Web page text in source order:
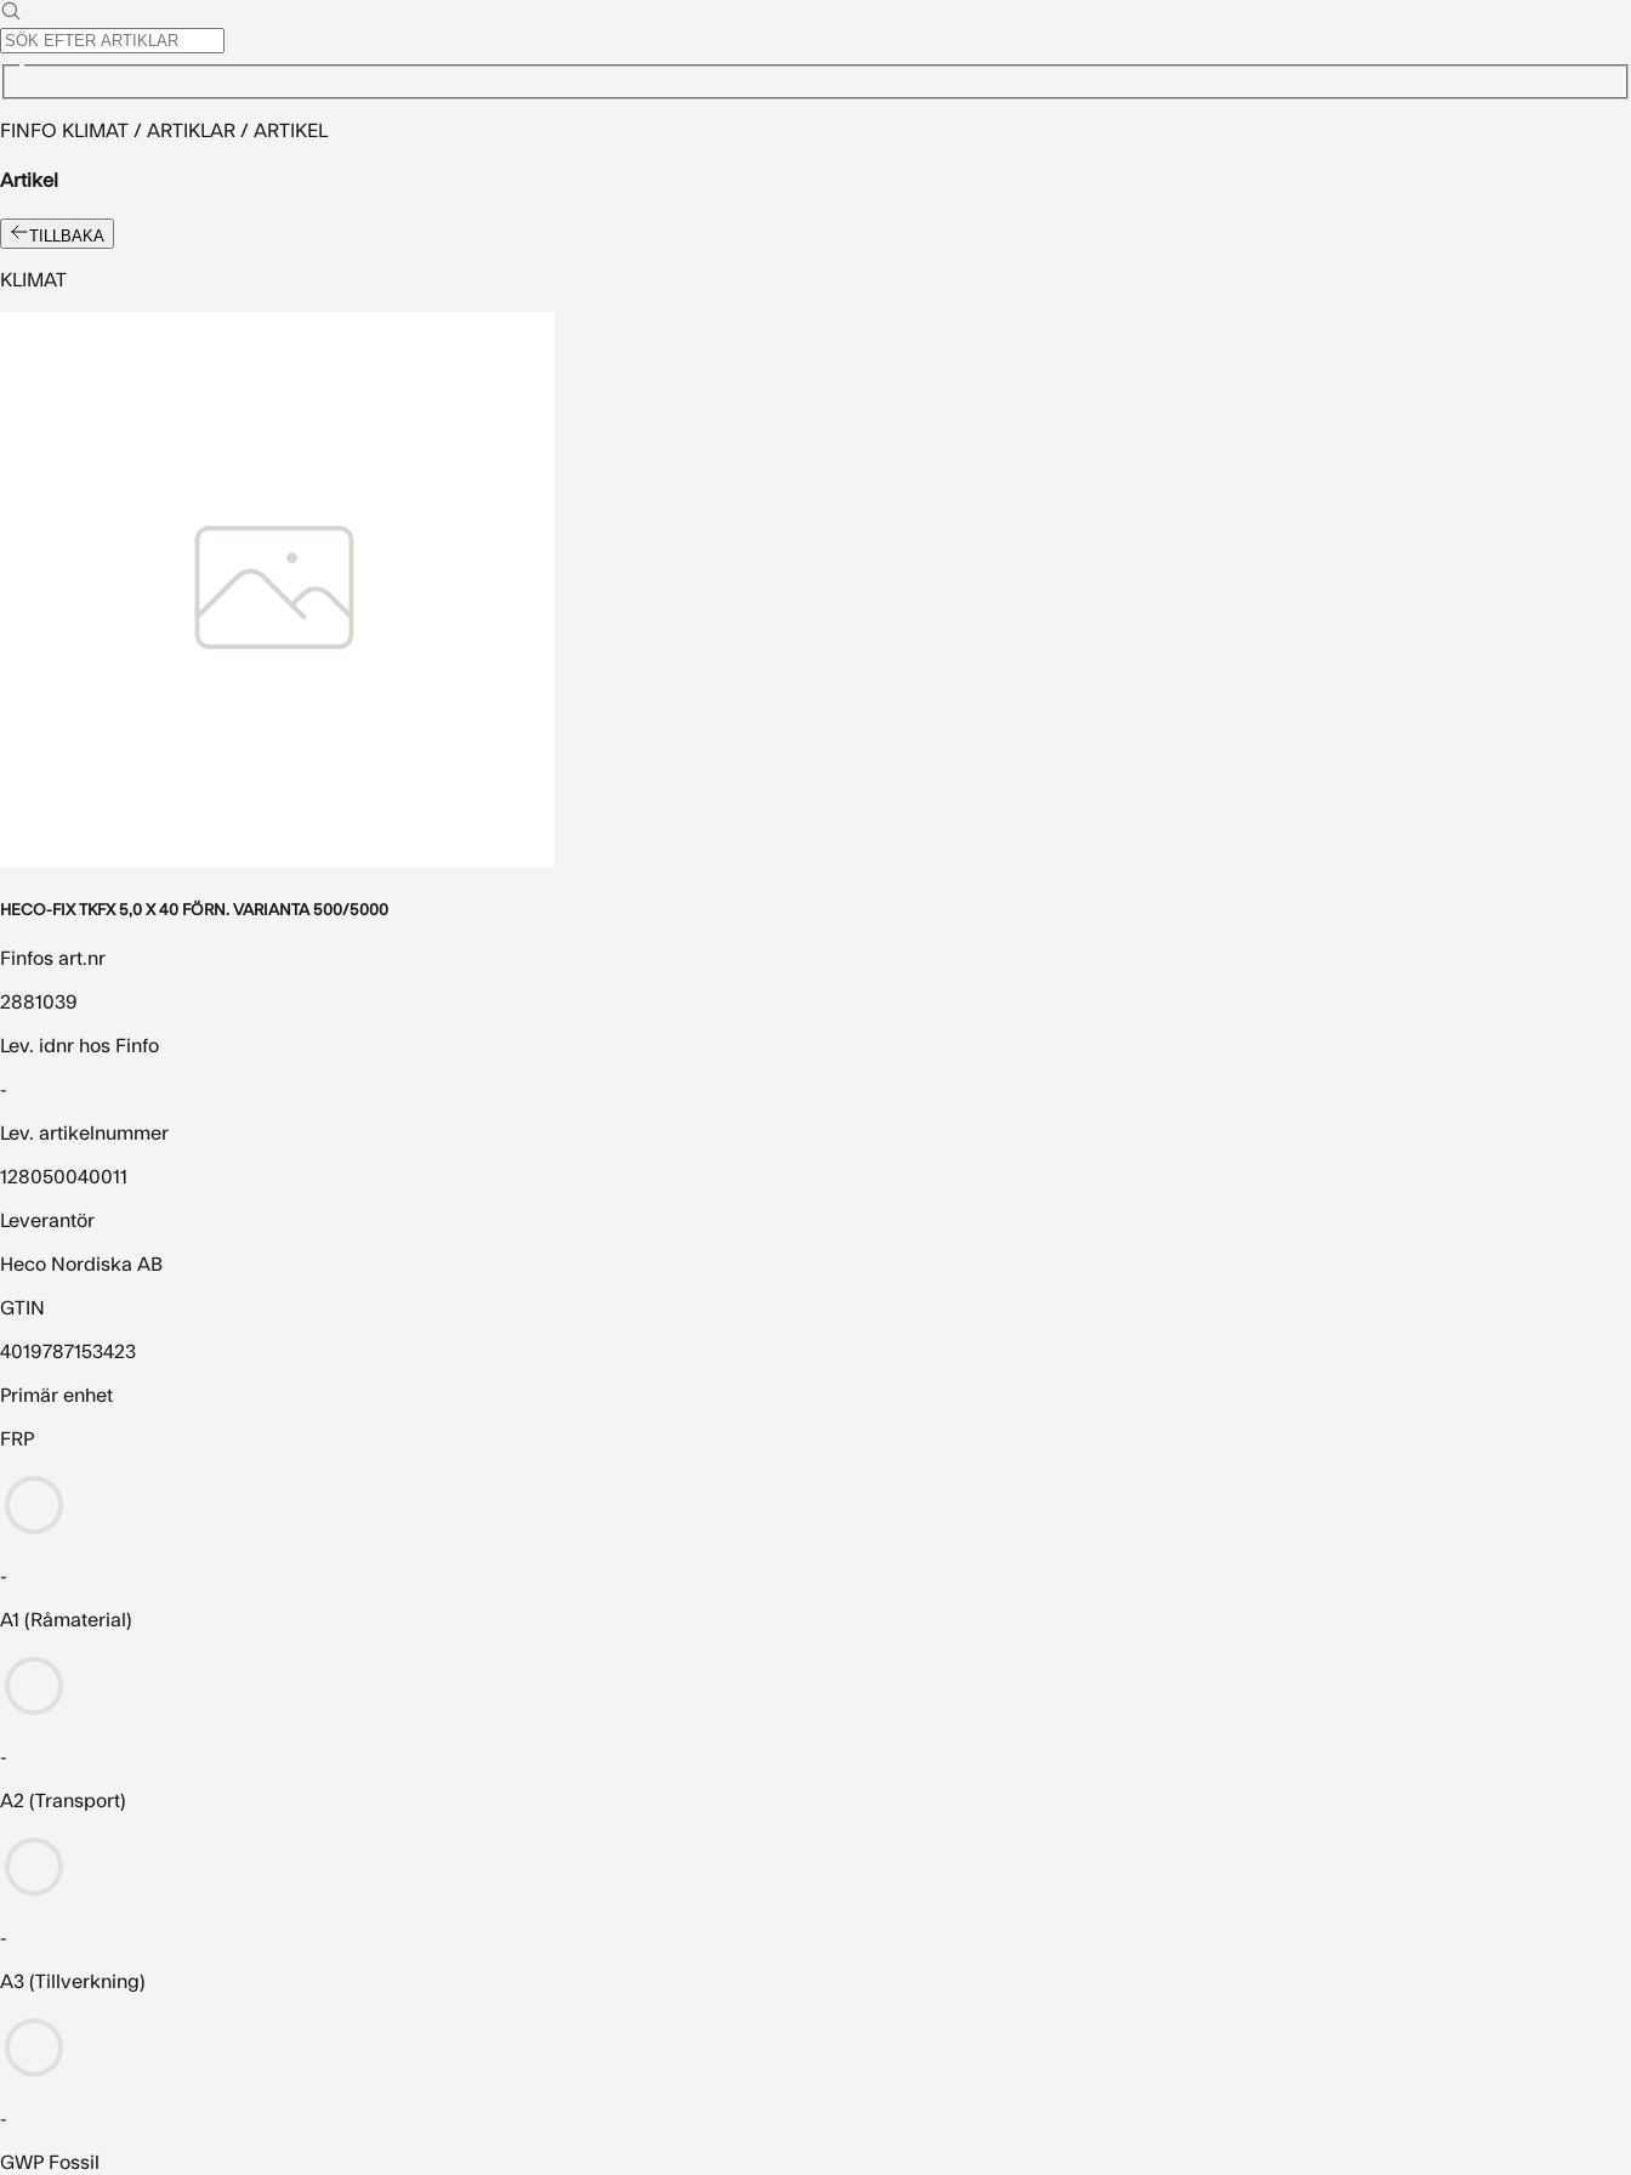
FINFO KLIMAT / ARTIKLAR / ARTIKEL
Artikel
TILLBAKA
KLIMAT
HECO-FIX TKFX 5,0 X 40 FÖRN. VARIANTA 500/5000
Finfos art.nr
2881039
Lev. idnr hos Finfo
-
Lev. artikelnummer
128050040011
Leverantör
Heco Nordiska AB
GTIN
4019787153423
Primär enhet
FRP
-
A1 (Råmaterial)
-
A2 (Transport)
-
A3 (Tillverkning)
-
GWP Fossil